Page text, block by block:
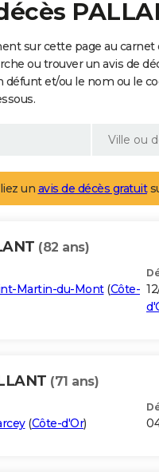
sur cette page au carnet
ou trouver un avis de
défunt et/ou le nom ou le
un avis de décès gratuit
(82 ans)
Martin-du-Mont(Côte-
(71 ans)
(Côte-d'Or)